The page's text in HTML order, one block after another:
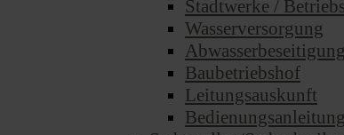
Stadtwerke /
Wasserversorgung
Abwasserbeseitigung
Baubetriebshof
Leitungsauskunft